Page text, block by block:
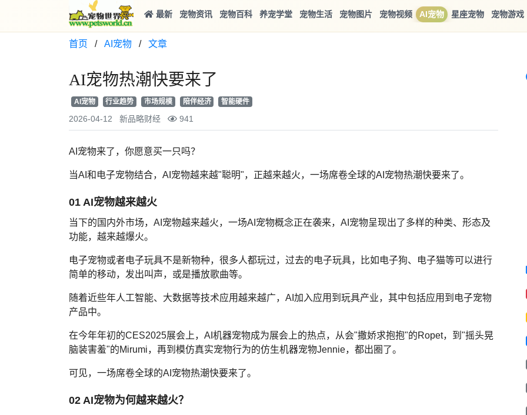
最新 宠物资讯 宠物百科 养宠学堂 宠物生活 宠物图片 宠物视频 AI宠物 星座宠物 宠物游戏
首页 / AI宠物 / 文章
AI宠物热潮快要来了
AI宠物 行业趋势 市场规模 陪伴经济 智能硬件
2026-04-12 新品略财经 941
AI宠物来了，你愿意买一只吗？
当AI和电子宠物结合，AI宠物越来越"聪明"，正越来越火，一场席卷全球的AI宠物热潮快要来了。
01 AI宠物越来越火
当下的国内外市场，AI宠物越来越火，一场AI宠物概念正在袭来，AI宠物呈现出了多样的种类、形态及
功能，越来越爆火。
电子宠物或者电子玩具不是新物种，很多人都玩过，过去的电子玩具，比如电子狗、电子猫等可以进行
简单的移动，发出叫声，或是播放歌曲等。
随着近些年人工智能、大数据等技术应用越来越广，AI加入应用到玩具产业，其中包括应用到电子宠物
产品中。
在今年年初的CES2025展会上，AI机器宠物成为展会上的热点，从会"撒娇求抱抱"的Ropet，到"摇头晃
脑装害羞"的Mirumi，再到模仿真实宠物行为的仿生机器宠物Jennie，都出圈了。
可见，一场席卷全球的AI宠物热潮快要来了。
02 AI宠物为何越来越火？